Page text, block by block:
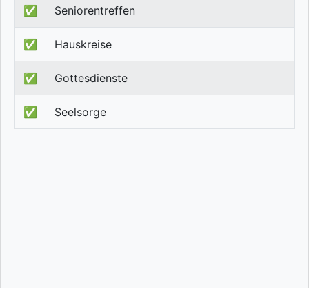
✅ Seniorentreffen
✅ Hauskreise
✅ Gottesdienste
✅ Seelsorge